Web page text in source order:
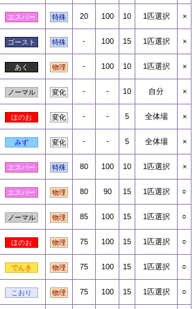
エスパー 特殊 20 100 10 1匹選択 ×
ゴースト 特殊 - 100 15 1匹選択 ×
あく 物理 - 100 10 1匹選択 ×
ノーマル 変化 - - 10 自分 ×
ほのお 変化 - - 5 全体場 ×
みず 変化 - - 5 全体場 ×
エスパー 特殊 80 100 10 1匹選択 ×
エスパー 物理 80 90 15 1匹選択 ○
ノーマル 物理 85 100 15 1匹選択 ○
ほのお 物理 75 100 15 1匹選択 ○
でんき 物理 75 100 15 1匹選択 ○
こおり 物理 75 100 15 1匹選択 ○